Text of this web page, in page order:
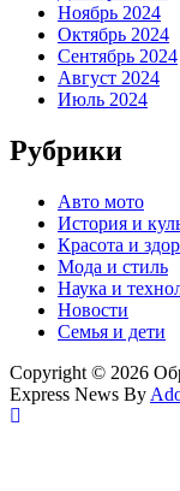
Ноябрь 2024
Октябрь 2024
Сентябрь 2024
Август 2024
Июль 2024
Рубрики
Авто мото
История и
Красота и
Мода и стиль
Наука и
Новости
Семья и дети
Copyright © 2026
Express News By